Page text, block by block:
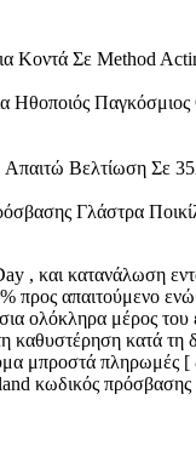
Κοντά Σε Method
Βελτίωση Σε
Γλάστρα
, και κατανάλωση
προς απαιτούμενο
ολόκληρα μέρος
καθυστέρηση κατά
μπροστά πληρωμές
κωδικός